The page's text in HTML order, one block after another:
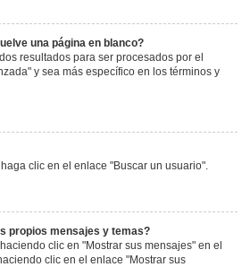
una página en blanco?
resultados para ser procesados por el
y sea más específico en los términos y
clic en el enlace "Buscar un usuario".
propios mensajes y temas?
clic en "Mostrar sus mensajes" en el
clic en el enlace "Mostrar sus